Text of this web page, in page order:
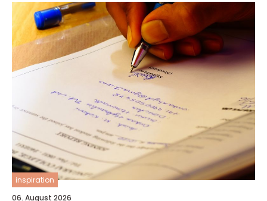
inspiration
06. August 2026